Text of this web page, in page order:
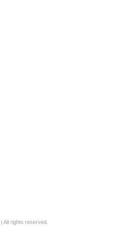
| All rights reserved.